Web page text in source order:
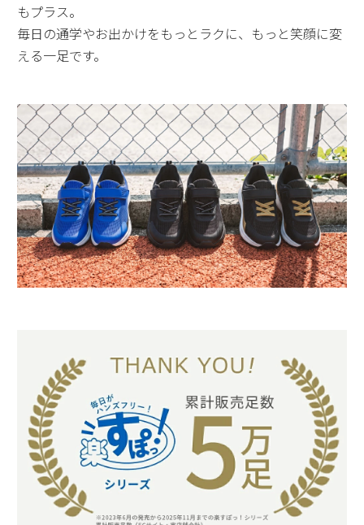
もプラス。
毎日の通学やお出かけをもっとラクに、もっと笑顔に変
える一足です。